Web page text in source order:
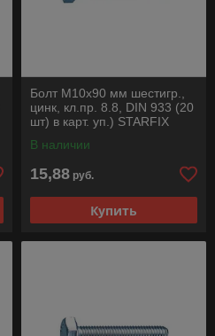
Болт М10х90 мм шестигр.,
цинк, кл.пр. 8.8, DIN 933 (20
шт) в карт. уп.) STARFIX
В наличии
15,88 руб.
Купить